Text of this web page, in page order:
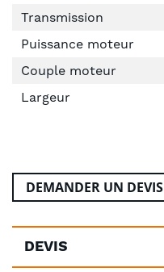
Transmission
Puissance moteur
Couple moteur
Largeur
DEMANDER UN DEVIS
DEVIS